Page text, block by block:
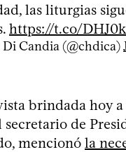
las liturgias
https://t.co/
Candia (@chdica)
brindada hoy
secretario de
mencionó la